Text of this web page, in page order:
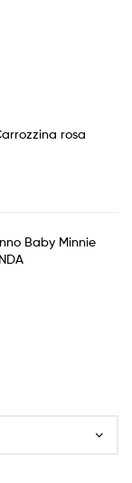
rosa
Baby Minnie